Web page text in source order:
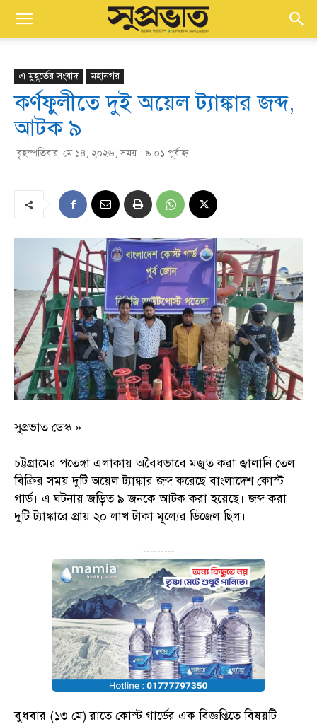
এ মুহূর্তের সংবাদ মহানগর
কর্ণফুলীতে দুই অয়েল ট্যাঙ্কার জব্দ,
আটক ৯
বৃহস্পতিবার, মে ১৪, ২০২৬; সময় : ৯:০১ পূর্বাহ্ণ
সুপ্রভাত ডেস্ক »
চট্টগ্রামের পতেঙ্গা এলাকায় অবৈধভাবে মজুত করা জ্বালানি তেল
বিক্রির সময় দুটি অয়েল ট্যাঙ্কার জব্দ করেছে বাংলাদেশ কোস্ট
গার্ড। এ ঘটনায় জড়িত ৯ জনকে আটক করা হয়েছে। জব্দ করা
দুটি ট্যাঙ্কারে প্রায় ২০ লাখ টাকা মূল্যের ডিজেল ছিল।
---------
বুধবার (১৩ মে) রাতে কোস্ট গার্ডের এক বিজ্ঞপ্তিতে বিষয়টি